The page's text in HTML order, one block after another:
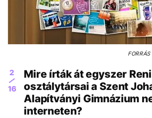
FORRÁS
2
16
Mire írták át egyszer Reni
osztálytársai a Szent
Alapítványi Gimnázium
interneten?